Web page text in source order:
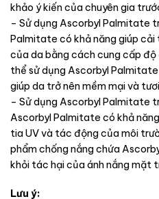
khảo ý kiến của chuyên gia
– Sử dụng Ascorbyl Palmitate
Palmitate có khả năng giúp cải
của da bằng cách cung cấp độ
thể sử dụng Ascorbyl
giúp da trở nên mềm mại và
– Sử dụng Ascorbyl Palmitate
Ascorbyl Palmitate có khả
tia UV và tác động của môi
phẩm chống nắng chứa
khỏi tác hại của ánh nắng mặt
Lưu ý: